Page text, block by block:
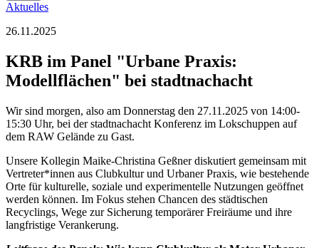
Aktuelles
26.11.2025
KRB im Panel "Urbane Praxis:
Modellflächen" bei stadtnachacht
Wir sind morgen, also am Donnerstag den 27.11.2025 von 14:00-
15:30 Uhr, bei der stadtnachacht Konferenz im Lokschuppen auf
dem RAW Gelände zu Gast.
Unsere Kollegin Maike-Christina Geßner diskutiert gemeinsam mit
Vertreter*innen aus Clubkultur und Urbaner Praxis, wie bestehende
Orte für kulturelle, soziale und experimentelle Nutzungen geöffnet
werden können. Im Fokus stehen Chancen des städtischen
Recyclings, Wege zur Sicherung temporärer Freiräume und ihre
langfristige Verankerung.